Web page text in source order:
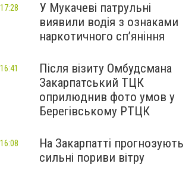
У Мукачеві патрульні
виявили водія з ознаками
наркотичного сп’яніння
17:28
Після візиту Омбудсмана
Закарпатський ТЦК
оприлюднив фото умов у
Берегівському РТЦК
16:41
На Закарпатті прогнозують
сильні пориви вітру
16:08